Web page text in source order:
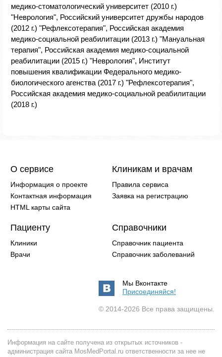
медико-стоматологический университет (2010 г.)
"Неврология", Российский университет дружбы народов
(2012 г.) "Рефлексотерапия", Российская академия
медико-социальной реабилитации (2013 г.) "Мануальная
терапия", Российская академия медико-социальной
реабилитации (2015 г.) "Неврология", Институт
повышения квалификации Федерального медико-
биологического агенства (2017 г.) "Рефлексотерапия",
Российская академия медико-социальной реабилитации
(2018 г.)
О сервисе
Информация о проекте
Контактная информация
HTML карты сайта
Клиникам и врачам
Правила сервиса
Заявка на регистрацию
Пациенту
Клиники
Врачи
Справочники
Справочник пациента
Справочник заболеваний
Мы Вконтакте
Присоединяйся!
© 2014-2026 Все права защищены.
Информация на сайте получена из открытых источников -
администрация сайта MosMedPortal.ru ответственности за нее не